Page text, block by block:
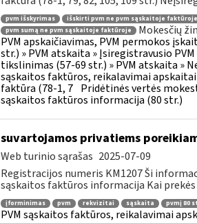
pvm išskyrimas išskirti pvm ne pvm sąskaitoje faktūroje
pvm sumą ne pvm sąskaitoje faktūroje
Mokesčių
PVM apskaičiavimas, PVM permokos
str.) » PVM atskaita » Įsiregistravusio
tikslinimas (57-69 str.) » PVM atskaita »
sąskaitos faktūros, reikalavimai
faktūra (78-1, 7 Pridėtinės vertės
sąskaitos faktūros informacija (80 str.)
suvartojamos privatiems
Web turinio sąrašas 2025-07-09
Registracijos numeris KM1207 Ši
sąskaitos faktūros informacija Kai
įforminimas pvm rekvizitai sąskaita pvmį 80
PVM sąskaitos faktūros, reikalavimai